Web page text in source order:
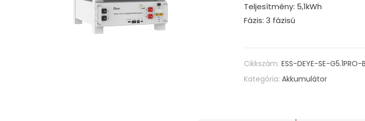
Teljesítmény: 5,1kWh
Fázis: 3 fázisú
Cikkszám:ESS-DEYE-SE-G5.1PRO-B
Kategória:Akkumulátor